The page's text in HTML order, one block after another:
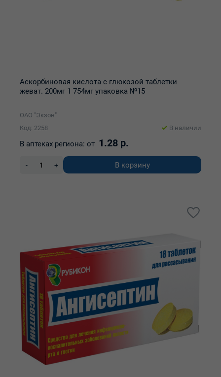
Аскорбиновая кислота с глюкозой таблетки
жеват. 200мг 1 754мг упаковка №15
ОАО "Экзон"
Код: 2258
В наличии
В аптеках региона: от 1.28 р.
- + В корзину